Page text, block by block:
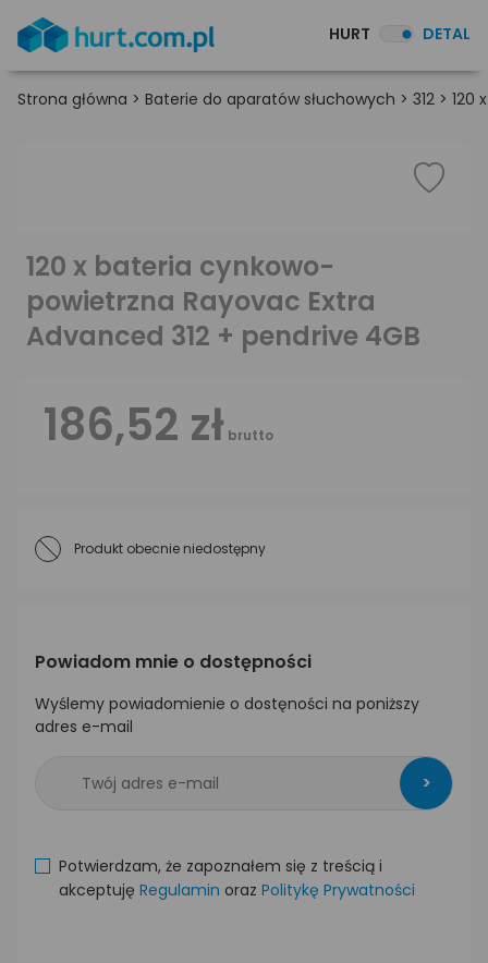
HURT DETAL
Strona główna > Baterie do aparatów słuchowych > 312 > 120
120 x bateria cynkowo-
powietrzna Rayovac Extra
Advanced 312 + pendrive 4GB
186,52 zł brutto
Produkt obecnie niedostępny
Powiadom mnie o dostępności
Wyślemy powiadomienie o dostęności na poniższy
adres e-mail
>
Potwierdzam, że zapoznałem się z treścią i
akceptuję Regulamin oraz Politykę Prywatności